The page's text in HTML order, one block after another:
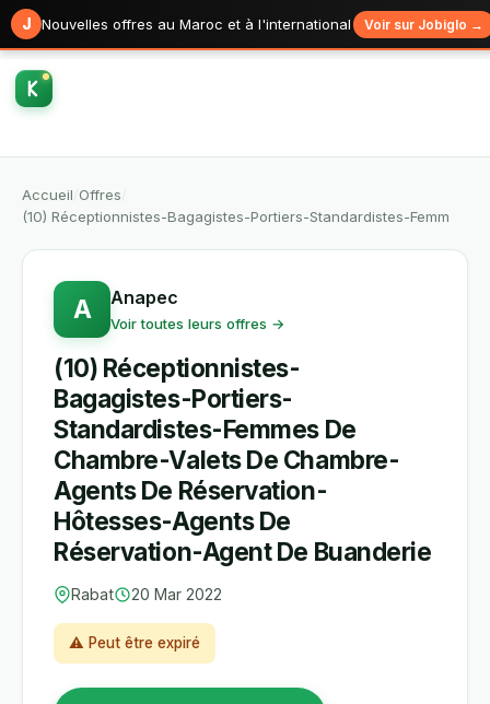
J Nouvelles offres au Maroc et à l'international Voir sur Jobiglo →
Accueil Offres
(10) Réceptionnistes-Bagagistes-Portiers-Standardistes-Femm
A Anapec
Voir toutes leurs offres →
(10) Réceptionnistes-
Bagagistes-Portiers-
Standardistes-Femmes De
Chambre-Valets De Chambre-
Agents De Réservation-
Hôtesses-Agents De
Réservation-Agent De Buanderie
Rabat 20 Mar 2022
⚠ Peut être expiré